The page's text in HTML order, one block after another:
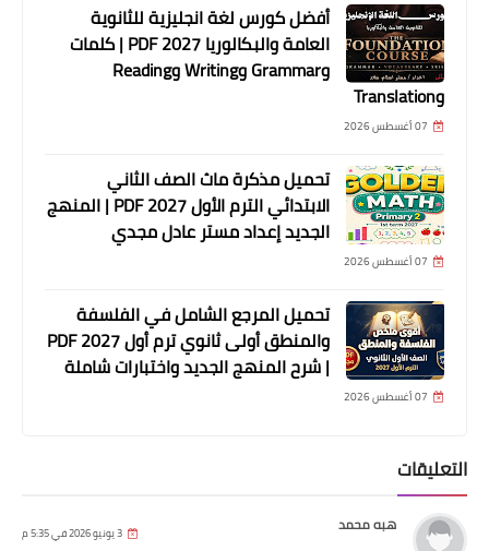
أفضل كورس لغة انجليزية للثانوية
العامة والبكالوريا 2027 PDF | كلمات
وGrammar وWriting وReading
وTranslation
07 أغسطس 2026
تحميل مذكرة ماث الصف الثاني
الابتدائي الترم الأول 2027 PDF | المنهج
الجديد إعداد مستر عادل مجدي
07 أغسطس 2026
تحميل المرجع الشامل في الفلسفة
والمنطق أولى ثانوي ترم أول 2027 PDF
| شرح المنهج الجديد واختبارات شاملة
07 أغسطس 2026
التعليقات
هبه محمد 3 يونيو 2026 في 5:35 م